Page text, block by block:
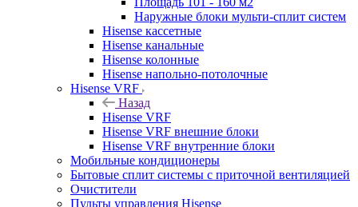
Наружные блоки мульти-сплит систем
Hisense кассетные
Hisense канальные
Hisense колонные
Hisense напольно-потолочные
Hisense VRF
Назад
Hisense VRF
Hisense VRF внешние блоки
Hisense VRF внутренние блоки
Мобильные кондиционеры
Бытовые сплит системы с приточной вентиляцией
Очистители
Пульты управления Hisense